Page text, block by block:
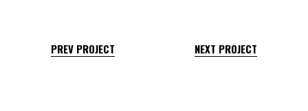
PREV PROJECT NEXT PROJECT